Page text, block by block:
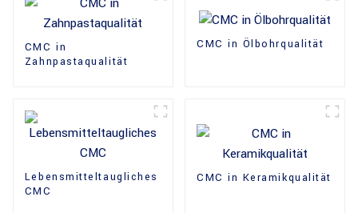
CMC in
Zahnpastaqualität
CMC in Ölbohrqualität
Lebensmitteltaugliches
CMC
CMC in Keramikqualität